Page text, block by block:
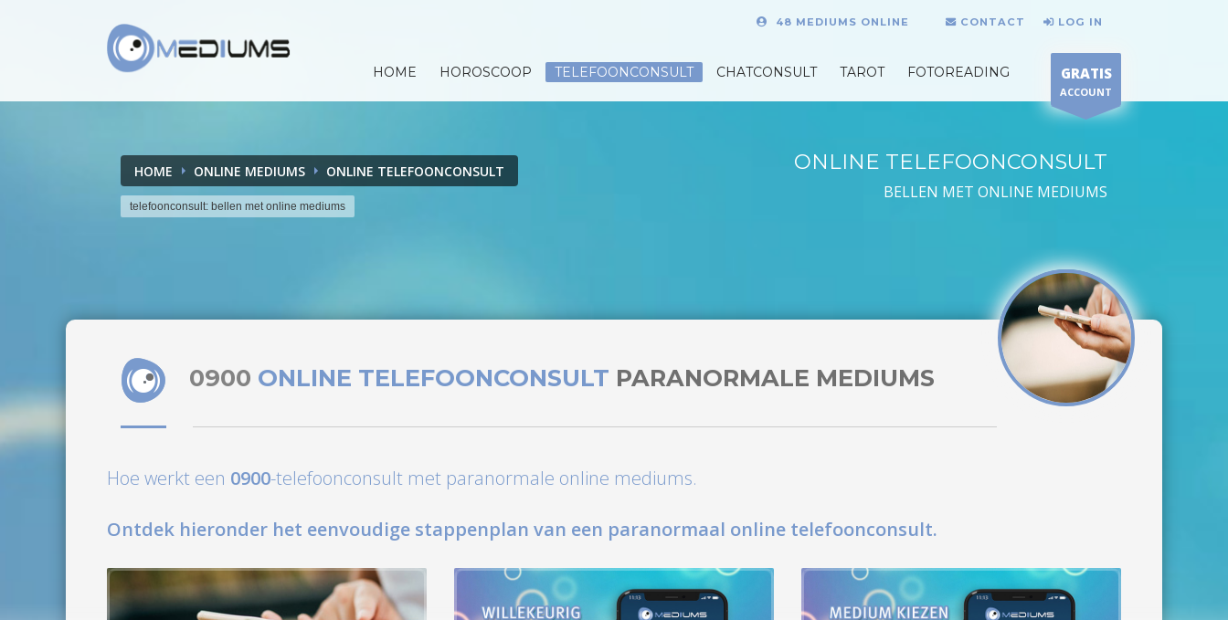
48 MEDIUMS ONLINE CONTACT LOG IN
HOME HOROSCOOP TELEFOONCONSULT CHATCONSULT TAROT FOTOREADING GRATIS
ACCOUNT
HOME ONLINE MEDIUMS ONLINE TELEFOONCONSULT
telefoonconsult: bellen met online mediums
ONLINE TELEFOONCONSULT
BELLEN MET ONLINE MEDIUMS
0900 ONLINE TELEFOONCONSULT PARANORMALE MEDIUMS
Hoe werkt een 0900-telefoonconsult met paranormale online mediums.
Ontdek hieronder het eenvoudige stappenplan van een paranormaal online telefoonconsult.